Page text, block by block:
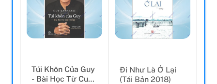
Túi Khôn Của Guy
- Bài Học Từ Cuộc
Đi Như Là Ở Lại
(Tái Bản 2018)